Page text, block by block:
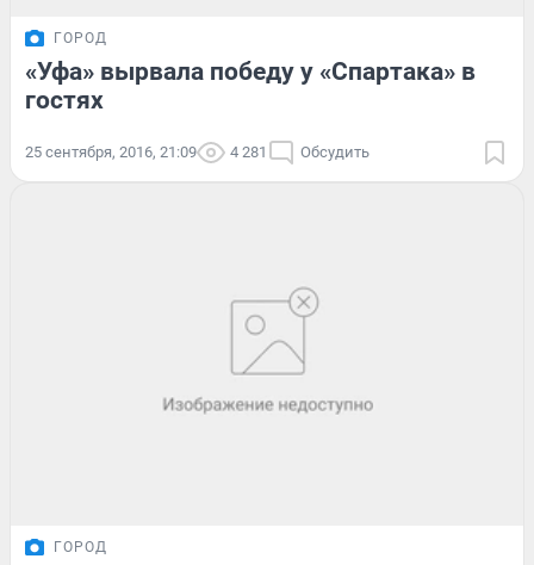
ГОРОД
«Уфа» вырвала победу у «Спартака» в
гостях
25 сентября, 2016, 21:09 4 281 Обсудить
ГОРОД